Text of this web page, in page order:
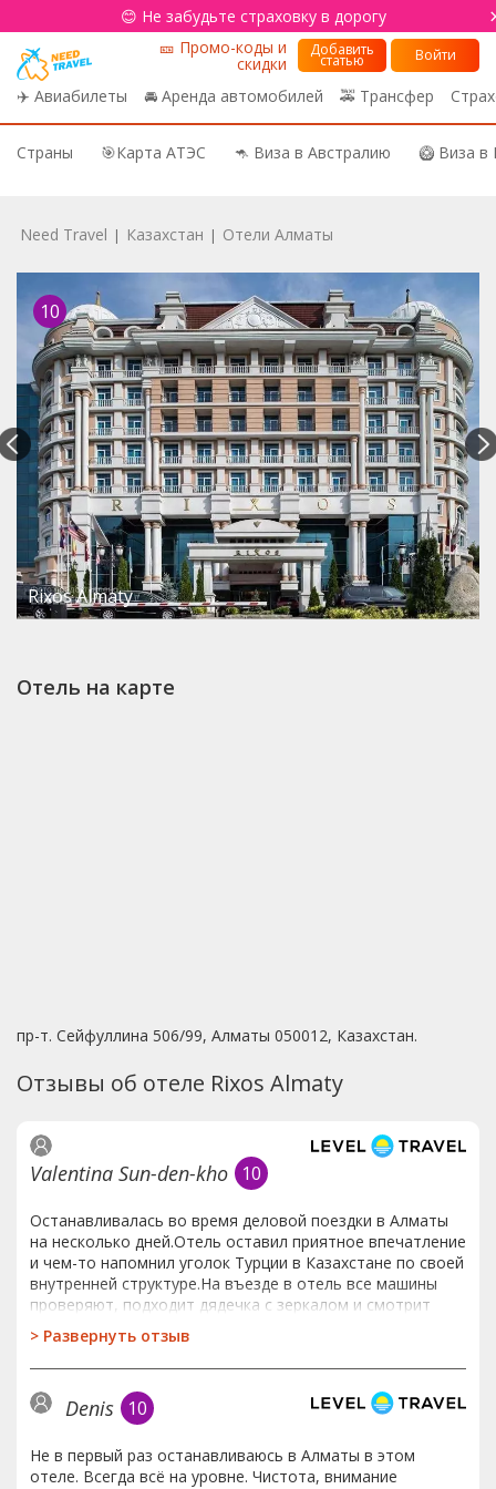
😊 Не забудьте страховку в дорогу
✈️ Авиабилеты 🚘 Аренда автомобилей 🚕 Трансфер
🎫 Промо-коды и
скидки
Добавить
статью Войти
Страны 🎯Карта АТЭС 🦘 Виза в Австралию 🥝 Виза
Need Travel | Казахстан | Отели Алматы
10
Rixos Almaty
Отель на карте
пр-т. Сейфуллина 506/99, Алматы 050012, Казахстан.
Отзывы об отеле Rixos Almaty
Valentina Sun-den-kho 10
Останавливалась во время деловой поездки в Алматы
на несколько дней.Отель оставил приятное впечатление
и чем-то напомнил уголок Турции в Казахстане по своей
внутренней структуре.На въезде в отель все машины
проверяют, подходит дядечка с зеркалом и смотрит
днище машины. На входе стоит рамка металлоискателя
+ секьюрити. Причем, каждый раз как гость проходит
через рамку, охранник что-то говорит в микрофон - мне
каждый раз это напоминало какой-то боевик, где
секьюрити говорили что-то типа "Орел в гнезде,
повторяю орел в гнезде")))))))))))))))))) В общем,
безопасности там уделяется повышенное
внимание.Номера качественные, укомплектованы всем
> Развернуть отзыв
Denis 10
Не в первый раз останавливаюсь в Алматы в этом
отеле. Всегда всё на уровне. Чистота, внимание